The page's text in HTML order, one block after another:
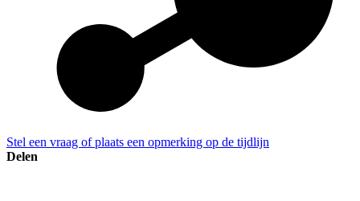
Stel een vraag of plaats een opmerking op de tijdlijn
Delen